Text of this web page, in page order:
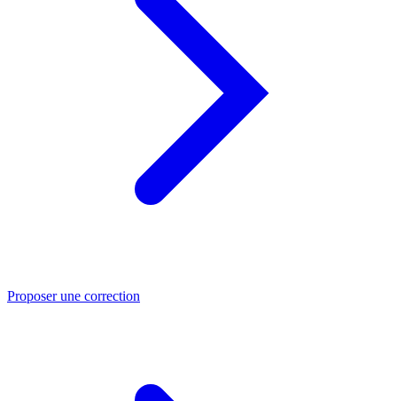
Proposer une correction